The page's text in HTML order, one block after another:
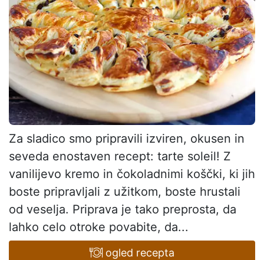
Za sladico smo pripravili izviren, okusen in
seveda enostaven recept: tarte soleil! Z
vanilijevo kremo in čokoladnimi koščki, ki jih
boste pripravljali z užitkom, boste hrustali
od veselja. Priprava je tako preprosta, da
lahko celo otroke povabite, da...
ogled recepta